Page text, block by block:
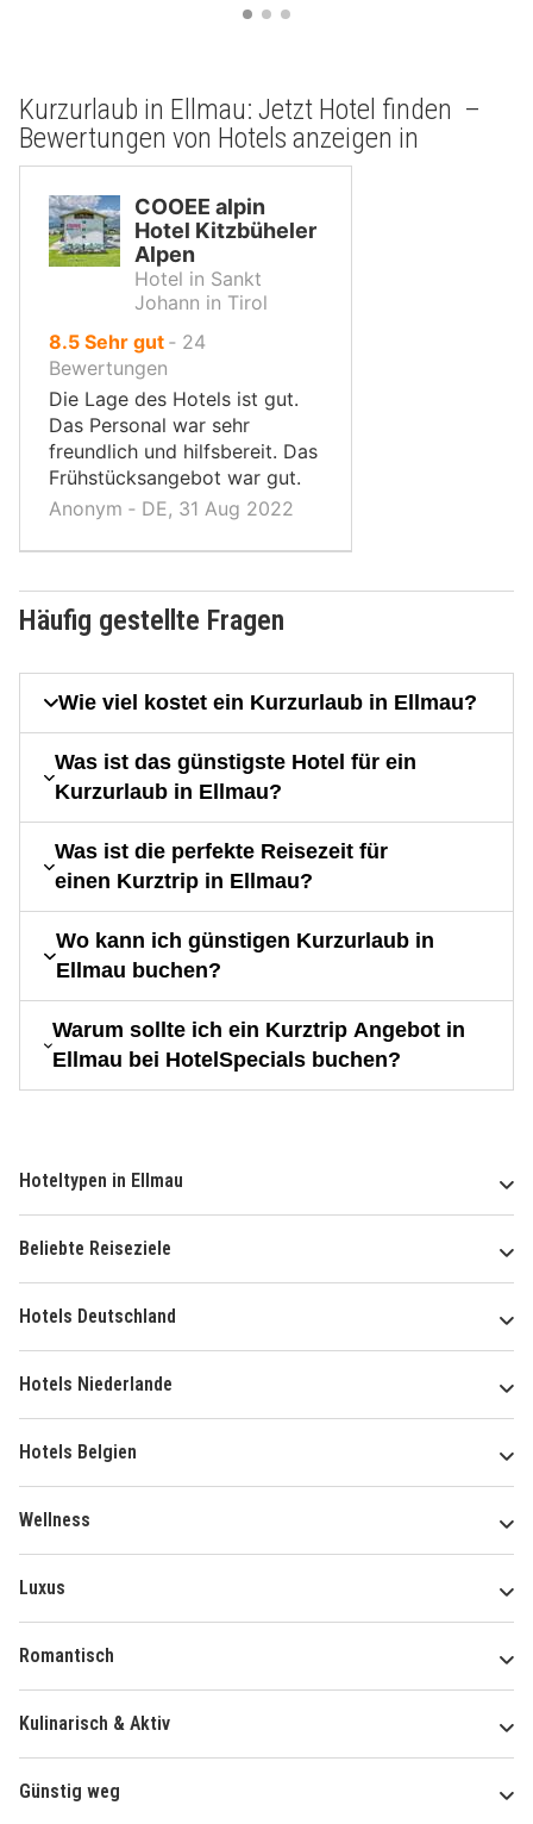
Kurzurlaub in Ellmau: Jetzt Hotel finden –
Bewertungen von Hotels anzeigen in
COOEE alpin
Hotel Kitzbüheler
Alpen
Hotel in Sankt
Johann in Tirol
8.5von
10,
Sehr gut ‐ 24
Bewertungen
Die Lage des Hotels ist gut.
Das Personal war sehr
freundlich und hilfsbereit. Das
Frühstücksangebot war gut.
Anonym ‐ DE, 31 Aug 2022
Häufig gestellte Fragen
Wie viel kostet ein Kurzurlaub in Ellmau?
Was ist das günstigste Hotel für ein
Kurzurlaub in Ellmau?
Was ist die perfekte Reisezeit für
einen Kurztrip in Ellmau?
Wo kann ich günstigen Kurzurlaub in
Ellmau buchen?
Warum sollte ich ein Kurztrip Angebot in
Ellmau bei HotelSpecials buchen?
Hoteltypen in Ellmau
Beliebte Reiseziele
Hotels Deutschland
Hotels Niederlande
Hotels Belgien
Wellness
Luxus
Romantisch
Kulinarisch & Aktiv
Günstig weg